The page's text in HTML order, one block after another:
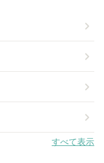
chevron_right
chevron_right
chevron_right
chevron_right
すべて表示